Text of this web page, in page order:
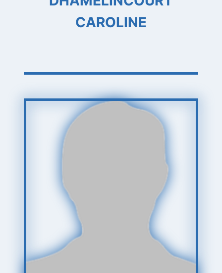
CAROLINE